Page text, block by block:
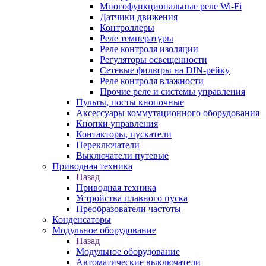
Многофункциональные реле Wi-Fi
Датчики движения
Контроллеры
Реле температуры
Реле контроля изоляции
Регуляторы освещенности
Сетевые фильтры на DIN-рейку
Реле контроля влажности
Прочие реле и системы управления
Пульты, посты кнопочные
Аксессуары коммутационного оборудования
Кнопки управления
Контакторы, пускатели
Переключатели
Выключатели путевые
Приводная техника
Назад
Приводная техника
Устройства плавного пуска
Преобразователи частоты
Конденсаторы
Модульное оборудование
Назад
Модульное оборудование
Автоматические выключатели